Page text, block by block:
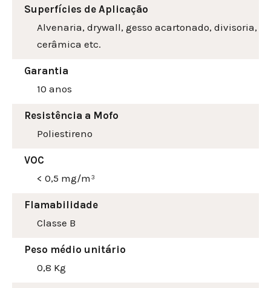
Superfícies de Aplicação
Alvenaria, drywall, gesso acartonado, divisoria,
cerâmica etc.
Garantia
10 anos
Resistência a Mofo
Poliestireno
VOC
< 0,5 mg/m³
Flamabilidade
Classe B
Peso médio unitário
0,8 Kg